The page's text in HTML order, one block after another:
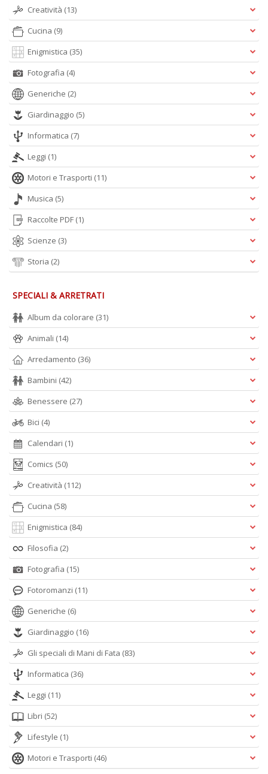
Creatività (13)
Cucina (9)
Enigmistica (35)
Fotografia (4)
Generiche (2)
Giardinaggio (5)
Informatica (7)
Leggi (1)
Motori e Trasporti (11)
Musica (5)
Raccolte PDF (1)
Scienze (3)
Storia (2)
SPECIALI & ARRETRATI
Album da colorare (31)
Animali (14)
Arredamento (36)
Bambini (42)
Benessere (27)
Bici (4)
Calendari (1)
Comics (50)
Creatività (112)
Cucina (58)
Enigmistica (84)
Filosofia (2)
Fotografia (15)
Fotoromanzi (11)
Generiche (6)
Giardinaggio (16)
Gli speciali di Mani di Fata (83)
Informatica (36)
Leggi (11)
Libri (52)
Lifestyle (1)
Motori e Trasporti (46)